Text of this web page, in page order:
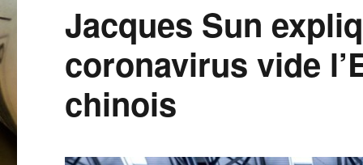
Jacques Sun
coronavirus vide
chinois